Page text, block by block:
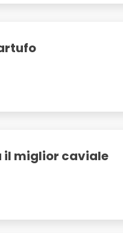
il miglior caviale